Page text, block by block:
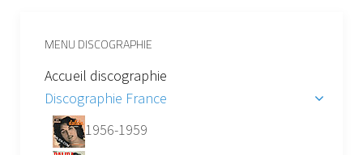
MENU DISCOGRAPHIE
Accueil discographie
Discographie France
1956-1959